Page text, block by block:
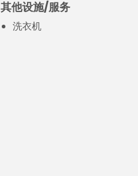
其他设施/服务
洗衣机